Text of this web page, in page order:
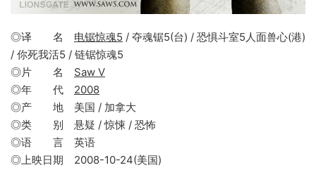
◎译 名 电锯惊魂5 / 夺魂锯5(台) / 恐惧斗室5人面兽心(港)
/ 你死我活5 / 链锯惊魂5
◎片 名 Saw V
◎年 代 2008
◎产 地 美国 / 加拿大
◎类 别 悬疑 / 惊悚 / 恐怖
◎语 言 英语
◎上映日期 2008-10-24(美国)